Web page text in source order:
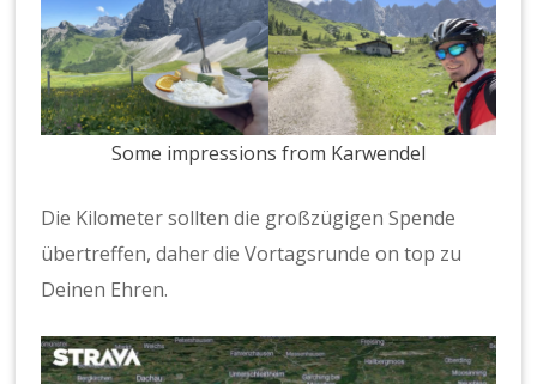
Some impressions from Karwendel
Die Kilometer sollten die großzügigen Spende
übertreffen, daher die Vortagsrunde on top zu
Deinen Ehren.